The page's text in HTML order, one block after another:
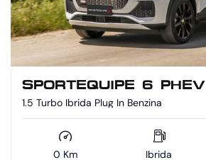
SPORTEQUIPE 6 PHEV
1.5 Turbo Ibrida Plug In Benzina
0 Km Ibrida